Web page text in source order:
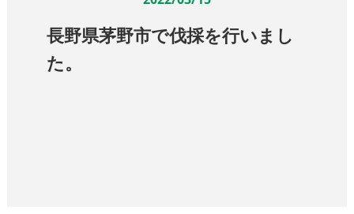
長野県茅野市で伐採を行いまし
た。